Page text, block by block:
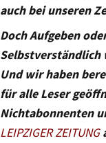
auch bei unseren
Doch Aufgeben
Und wir haben
für alle Leser
Nichtabonnenten
LEIPZIGER ZEITUNG